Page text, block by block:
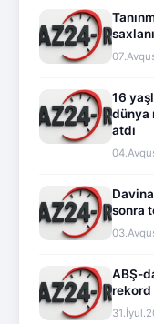
16
dünya
atdı
sonra
ABŞ-
rekord